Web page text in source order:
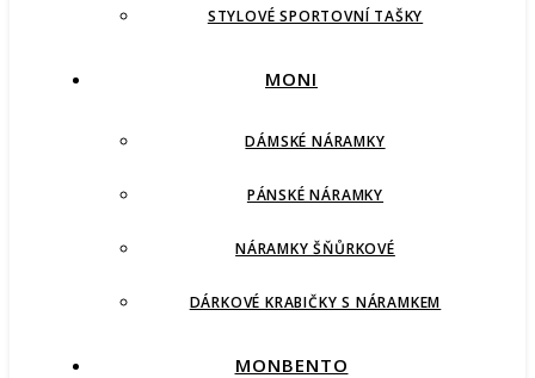
STYLOVÉ SPORTOVNÍ TAŠKY
MONI
DÁMSKÉ NÁRAMKY
PÁNSKÉ NÁRAMKY
NÁRAMKY ŠŇŮRKOVÉ
DÁRKOVÉ KRABIČKY S NÁRAMKEM
MONBENTO